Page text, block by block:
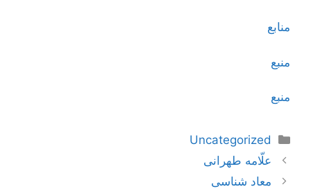
منابع
منبع
منبع
دسته‌ها
Uncategorized
ناوبری
نوشته‌ها
علّامه طهرانى
معاد‌ شناسی